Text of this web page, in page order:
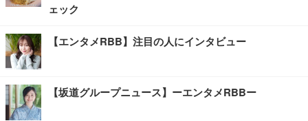
ェック
【エンタメRBB】注目の人にインタビュー
【坂道グループニュース】ーエンタメRBBー